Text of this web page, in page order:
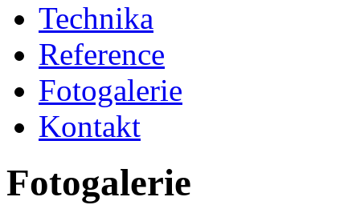
Technika
Reference
Fotogalerie
Kontakt
Fotogalerie